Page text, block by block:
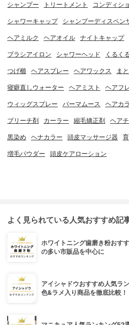
シャンプー トリートメント コンディシ
シャワーキャップ シャンプーディスペン
ヘアミルク ヘアオイル ナイトキャップ
ブラシアイロン シャワーヘッド くるく
つげ櫛 ヘアスプレー ヘアワックス ま
寝癖直しウォーター ヘアミスト ヘアフ
ウィッグスプレー パーマムース ヘアカ
ブリーチ剤 カーラー 縮毛矯正剤 ヘア
黒染め ヘナカラー 頭皮マッサージ器
増毛パウダー 頭皮ケアローション
よく見られている人気おすすめ記
ホワイトニング歯磨き粉おす
の多い市販品を中心に
アイシャドウおすすめ人気ラ
色&ラメ入り商品を徹底比較！